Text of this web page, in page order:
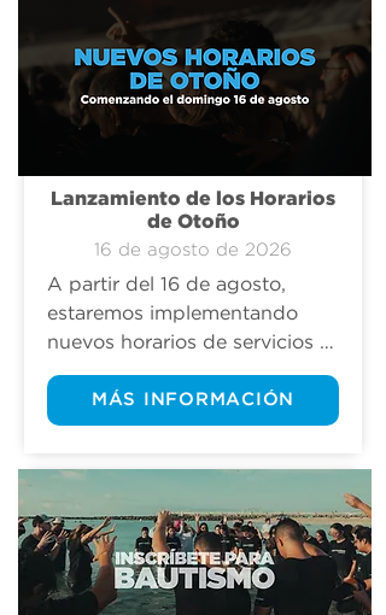
cambiar esa realidad.
Lanzamiento de los Horarios
de Otoño
16 de agosto de 2026
A partir del 16 de agosto,
estaremos implementando
nuevos horarios de servicios
de otoño en varias sedes de
Christ Fellowship para crear
más oportunidades para que
y sigan a Jesús. Encuentra los
horarios actualizados de tu
sede a continuación.
MÁS INFORMACIÓN